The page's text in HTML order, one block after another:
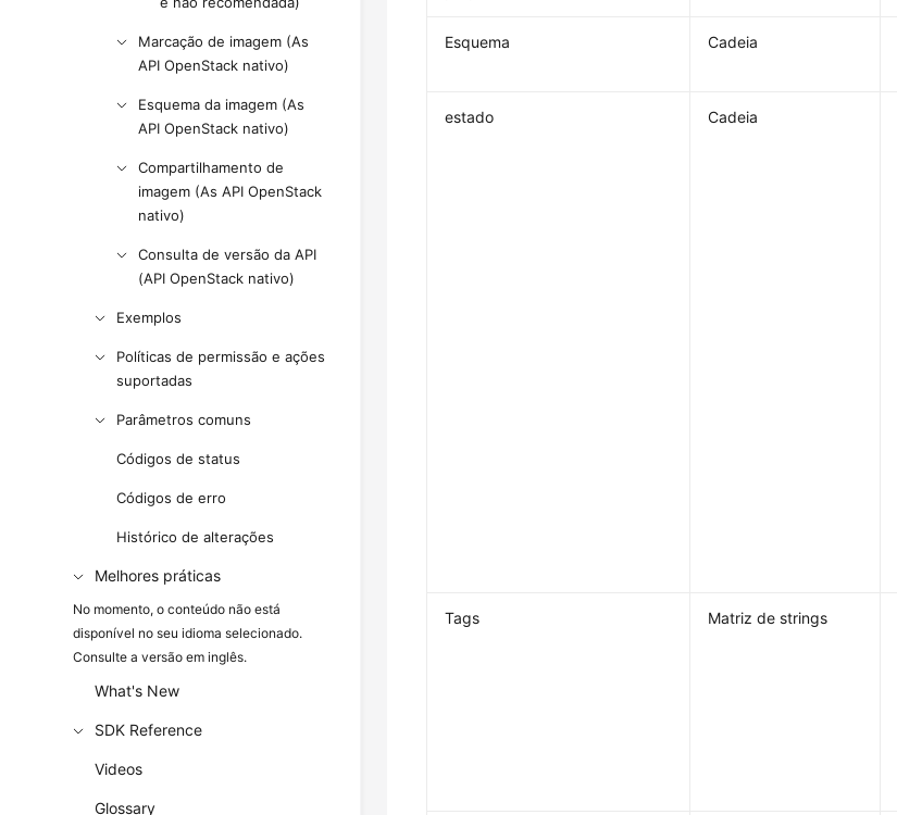
Marcação de imagem (As
API OpenStack nativo)
Esquema da imagem (As
API OpenStack nativo)
Compartilhamento de
imagem (As API OpenStack
nativo)
Consulta de versão da API
(API OpenStack nativo)
Exemplos
Políticas de permissão e ações
suportadas
Parâmetros comuns
Códigos de status
Códigos de erro
Histórico de alterações
Melhores práticas
No momento, o conteúdo não está
disponível no seu idioma selecionado.
Consulte a versão em inglês.
What's New
SDK Reference
Videos
Glossary
Esquema Cadeia
estado Cadeia
Tags Matriz de strings